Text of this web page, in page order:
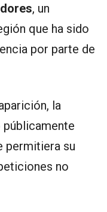
, un
que ha sido
por parte de
la
permitiera su
no